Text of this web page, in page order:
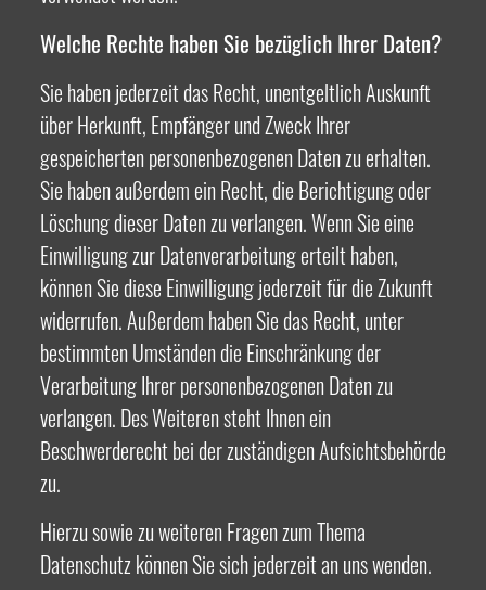
Welche Rechte haben Sie bezüglich Ihrer Daten?
Sie haben jederzeit das Recht, unentgeltlich Auskunft
über Herkunft, Empfänger und Zweck Ihrer
gespeicherten personenbezogenen Daten zu erhalten.
Sie haben außerdem ein Recht, die Berichtigung oder
Löschung dieser Daten zu verlangen. Wenn Sie eine
Einwilligung zur Datenverarbeitung erteilt haben,
können Sie diese Einwilligung jederzeit für die Zukunft
widerrufen. Außerdem haben Sie das Recht, unter
bestimmten Umständen die Einschränkung der
Verarbeitung Ihrer personenbezogenen Daten zu
verlangen. Des Weiteren steht Ihnen ein
Beschwerderecht bei der zuständigen Aufsichtsbehörde
zu.
Hierzu sowie zu weiteren Fragen zum Thema
Datenschutz können Sie sich jederzeit an uns wenden.